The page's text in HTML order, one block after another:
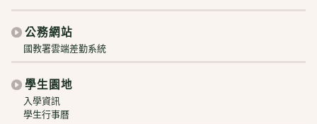
公務網站
國教署雲端差勤系統
學生園地
入學資訊
學生行事曆